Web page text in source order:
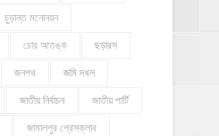
চুড়ান্ত মনোনয়ন
চোর আতঙ্ক ছড়ারস
জনপথ জমি দখল
জাতীয় নির্বাচন জাতীয় পার্টি
জামালপুর প্রেসক্লাব